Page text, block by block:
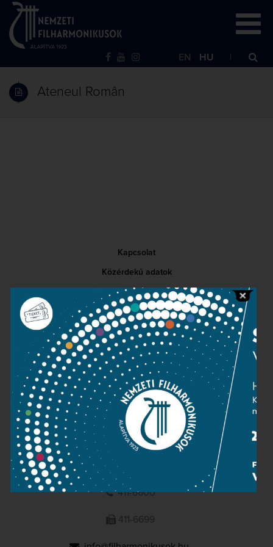
EN HU
Ateneul Român
Kapcsolat
Közérdekű adatok
Sajtószoba
Adatvédelem
Impresszum
NEMZETI
FILHARMONIKUSOK
1095 Budapest, Komor Marcell u. 1. (Müpa)
411-6600
411-6699